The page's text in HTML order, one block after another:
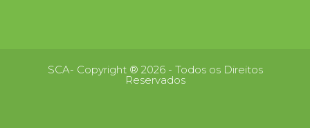
SCA- Copyright ® 2026 - Todos os Direitos
Reservados